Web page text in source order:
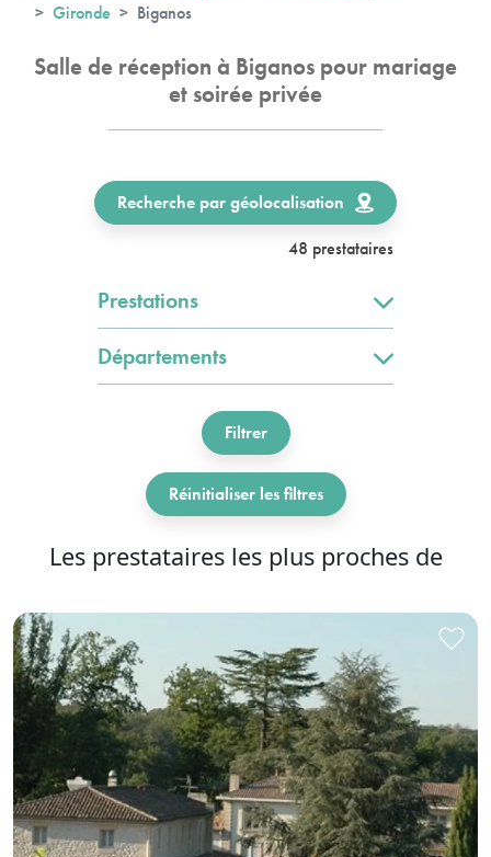
Gironde
Biganos
Salle de réception à Biganos pour mariage
et soirée privée
Recherche par géolocalisation
48 prestataires
Prestations
Départements
Filtrer
Réinitialiser les filtres
Les prestataires les plus proches de